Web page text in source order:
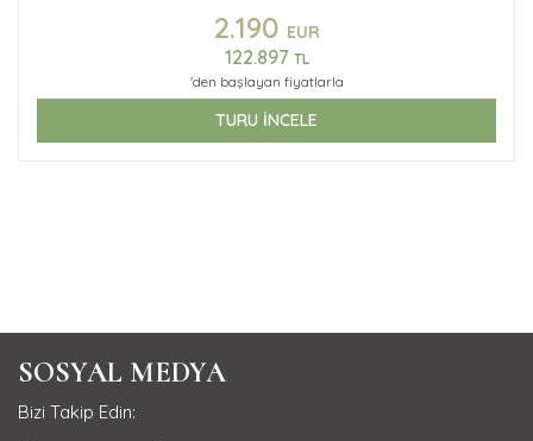
2.190 EUR
122.897 TL
'den başlayan fiyatlarla
TURU İNCELE
SOSYAL MEDYA
Bizi Takip Edin: